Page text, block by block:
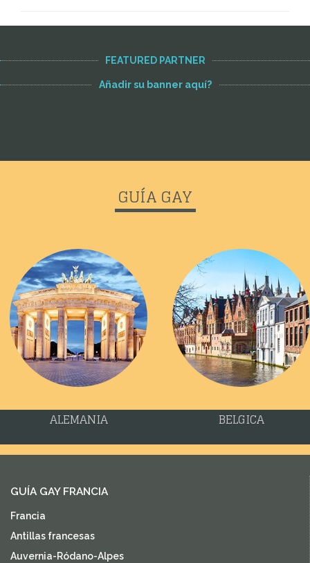
FEATURED PARTNER
Añadir su banner aquí?
GUÍA GAY
ALEMANIA BELGICA
GUÍA GAY FRANCIA
Francia
Antillas francesas
Auvernia-Ródano-Alpes